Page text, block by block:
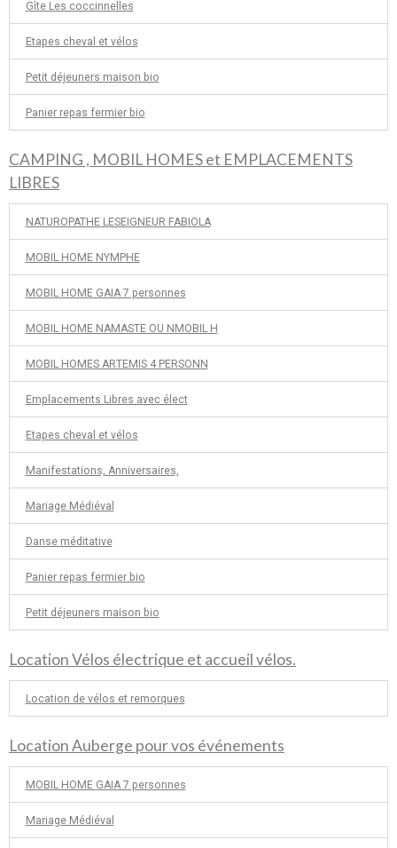
Gîte Les coccinnelles
Etapes cheval et vélos
Petit déjeuners maison bio
Panier repas fermier bio
CAMPING , MOBIL HOMES et EMPLACEMENTS
LIBRES
NATUROPATHE LESEIGNEUR FABIOLA
MOBIL HOME NYMPHE
MOBIL HOME GAIA 7 personnes
MOBIL HOME NAMASTE OU NMOBIL H
MOBIL HOMES ARTEMIS 4 PERSONN
Emplacements Libres avec élect
Etapes cheval et vélos
Manifestations, Anniversaires,
Mariage Médiéval
Danse méditative
Panier repas fermier bio
Petit déjeuners maison bio
Location Vélos électrique et accueil vélos.
Location de vélos et remorques
Location Auberge pour vos événements
MOBIL HOME GAIA 7 personnes
Mariage Médiéval